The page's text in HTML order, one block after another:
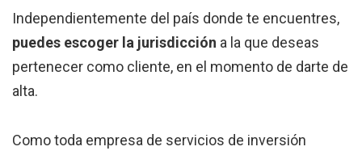
Independientemente del país donde te encuentres,
puedes escoger la jurisdicción a la que deseas
pertenecer como cliente, en el momento de darte de
alta.
Como toda empresa de servicios de inversión